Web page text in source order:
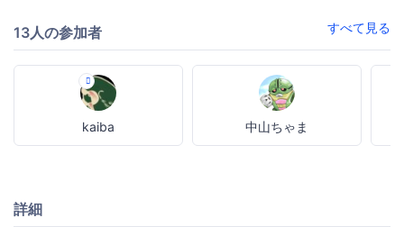
13人の参加者 すべて見る
kaiba 中山ちゃま
詳細